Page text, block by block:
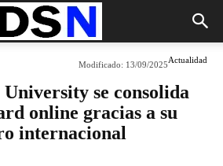
Actualidad
Modificado: 13/09/2025
se consolida
online gracias a su
internacional